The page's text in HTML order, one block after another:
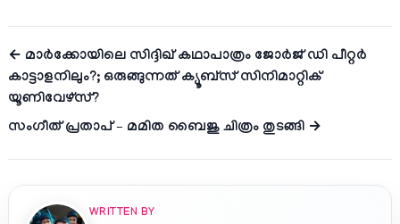
← മാർക്കോയിലെ സിദ്ദിഖ് കഥാപാത്രം ജോർജ് ഡി പീറ്റർ
കാട്ടാളനിലും?; ഒരുങ്ങുന്നത് ക്യൂബ്സ് സിനിമാറ്റിക്
യൂണിവേഴ്സ്?
സംഗീത് പ്രതാപ് – മമിത ബൈജു ചിത്രം തുടങ്ങി →
WRITTEN BY